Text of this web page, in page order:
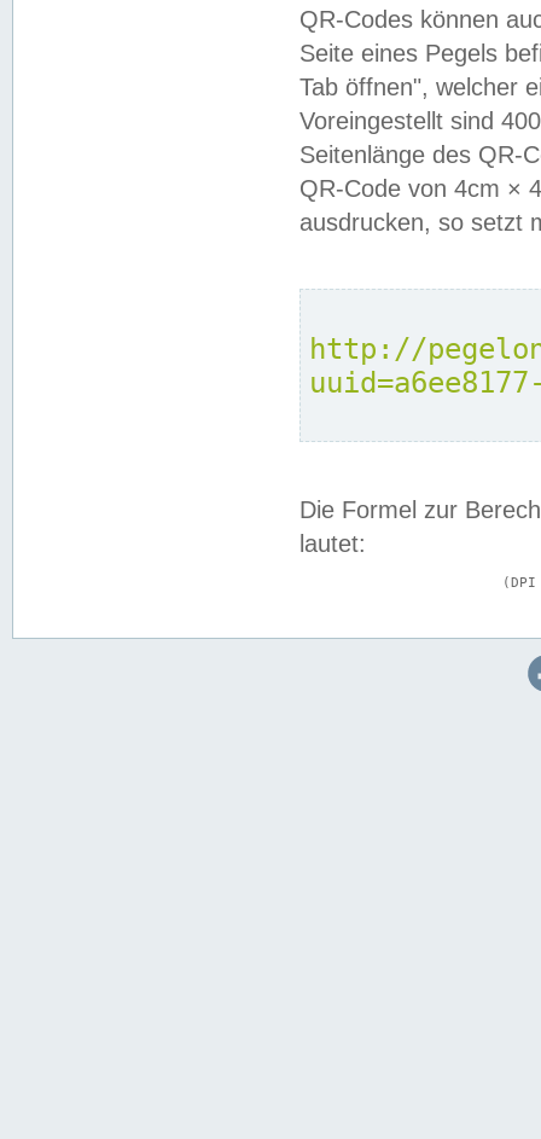
QR-Codes können
Seite eines Pegels
Tab öffnen", welcher
Voreingestellt sind
Seitenlänge des QR-
QR-Code von 4cm ×
ausdrucken, so setzt
http://
Die Formel zur
lautet: